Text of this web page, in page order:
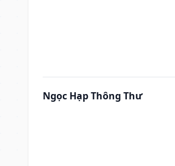
Ngọc Hạp Thông Thư